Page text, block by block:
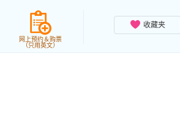
收藏夹
网上预约＆购票
（只用英文）